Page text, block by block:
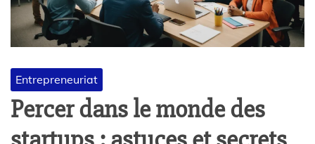
Entrepreneuriat
Percer dans le monde des